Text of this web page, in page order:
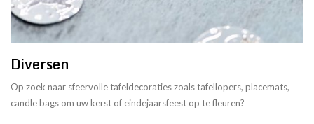
Diversen
Op zoek naar sfeervolle tafeldecoraties zoals tafellopers, placemats,
candle bags om uw kerst of eindejaarsfeest op te fleuren?